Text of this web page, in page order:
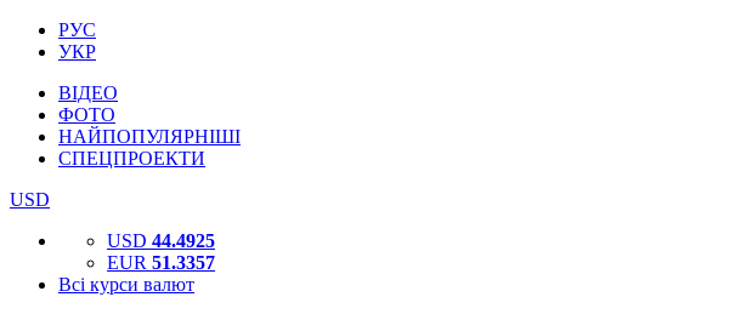
РУС
УКР
ВІДЕО
ФОТО
НАЙПОПУЛЯРНІШІ
СПЕЦПРОЕКТИ
USD
USD 44.4925
EUR 51.3357
Всі курси валют